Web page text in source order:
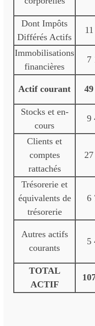
Dont Impôts
Différés Actifs
Immobilisations
financières
7
Actif courant
Stocks et en-
cours
9
Clients et
comptes
rattachés
Trésorerie et
équivalents de
trésorerie
6
Autres actifs
courants
5
TOTAL
ACTIF